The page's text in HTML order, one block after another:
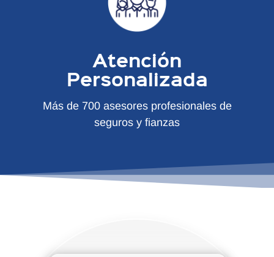
Atención
Personalizada
Más de 700 asesores profesionales de
seguros y fianzas